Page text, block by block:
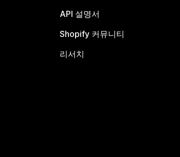
API 설명서
Shopify 커뮤니티
리서치